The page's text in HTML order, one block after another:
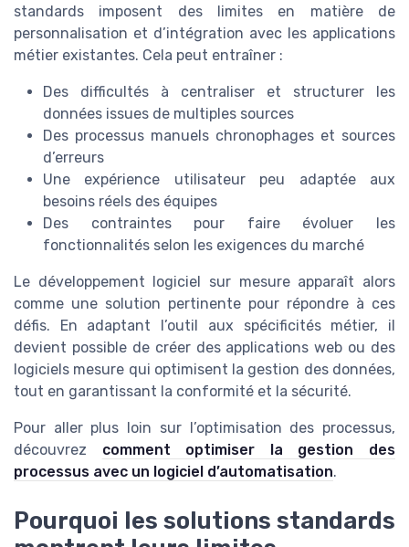
standards imposent des limites en matière de
personnalisation et d’intégration avec les applications
métier existantes. Cela peut entraîner :
Des difficultés à centraliser et structurer les
données issues de multiples sources
Des processus manuels chronophages et sources
d’erreurs
Une expérience utilisateur peu adaptée aux
besoins réels des équipes
Des contraintes pour faire évoluer les
fonctionnalités selon les exigences du marché
Le développement logiciel sur mesure apparaît alors
comme une solution pertinente pour répondre à ces
défis. En adaptant l’outil aux spécificités métier, il
devient possible de créer des applications web ou des
logiciels mesure qui optimisent la gestion des données,
tout en garantissant la conformité et la sécurité.
Pour aller plus loin sur l’optimisation des processus,
découvrez comment optimiser la gestion des
processus avec un logiciel d’automatisation.
Pourquoi les solutions standards